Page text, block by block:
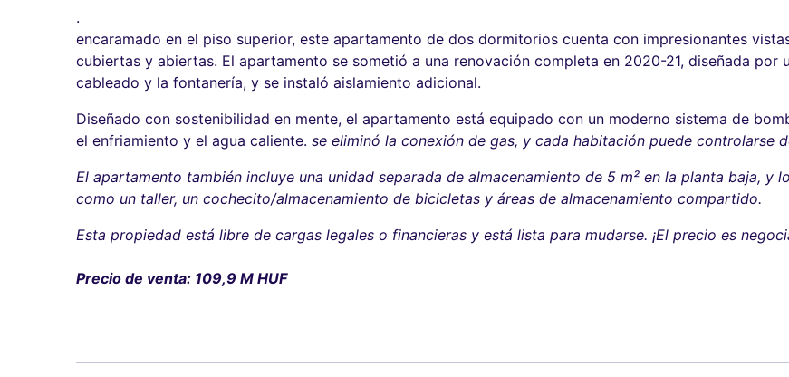
.
encaramado en el piso superior, este apartamento de dos dormitorios cuenta con impresionantes
cubiertas y abiertas. El apartamento se sometió a una renovación completa en 2020-21, diseñada
cableado y la fontanería, y se instaló aislamiento adicional.
Diseñado con sostenibilidad en mente, el apartamento está equipado con un moderno sistema de
el enfriamiento y el agua caliente. se eliminó la conexión de gas, y cada habitación puede controlarse
El apartamento también incluye una unidad separada de almacenamiento de 5 m² en la planta baja, y
como un taller, un cochecito/almacenamiento de bicicletas y áreas de almacenamiento compartido.
Esta propiedad está libre de cargas legales o financieras y está lista para mudarse. ¡El precio es
Precio de venta: 109,9 M HUF